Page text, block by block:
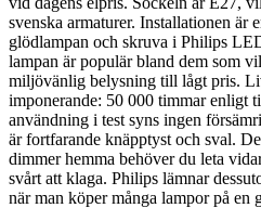
svenska armaturer. Installationen är
glödlampan och skruva i Philips
lampan är populär bland dem som
miljövänlig belysning till lågt pris.
imponerande: 50 000 timmar enligt
användning i test syns ingen
är fortfarande knäpptyst och sval.
dimmer hemma behöver du leta
svårt att klaga. Philips lämnar
när man köper många lampor på en